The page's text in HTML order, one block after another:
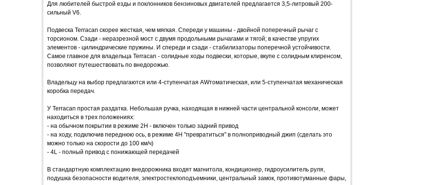
Для любителей быстрой езды и поклонников бензиновых двигателей предлагается 3,5-литровый 200-
сильный V6.
Подвеска Terracan скорее жесткая, чем мягкая. Спереди у машины - двойной поперечный рычаг с
торсионом. Сзади - неразрезной мост с двумя продольными рычагами и тягой; в качестве упругих
элементов - цилиндрические пружины. И спереди и сзади - стабилизаторы поперечной устойчивости.
Самое главное для владельца Terracan - солидные ходы подвески, которые, вкупе с солидным клиренсом,
позволяют путешествовать по внедорожью.
Владельцу на выбор предлагаются или 4-ступенчатая AWтоматическая, или 5-ступенчатая механическая
коробка передач.
У Terracan простая раздатка. Небольшая ручка, находящая в нижней части центральной консоли, может
находиться в трех положениях:
- на обычном покрытии в режиме 2Н - включен только задний привод
- на ходу, подключив переднюю ось, в режиме 4Н "превратиться" в полноприводный джип (сделать это
можно только на скорости до 100 км/ч)
- 4L - полный привод с понижающей передачей
В стандартную комплектацию внедорожника входят магнитола, кондиционер, гидроусилитель руля,
подушка безопасности водителя, электростеклоподъемники, центральный замок, противотуманные фары,